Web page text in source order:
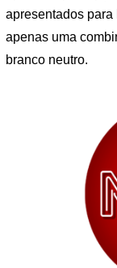
apresentados para
apenas uma
branco neutro.